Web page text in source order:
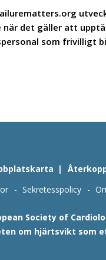
när det gäller att
som frivilligt
Sekretesspolicy
Society of
om hjärtsvikt som